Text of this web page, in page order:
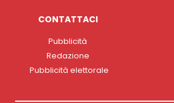
CONTATTACI
Pubblicità
Redazione
Pubblicità elettorale